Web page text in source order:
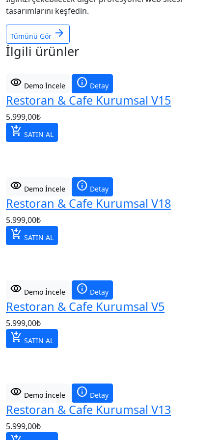
tasarımlarını keşfedin.
Tümünü Gör arrow_forward
İlgili ürünler
visibility Demo İncele info Detay
Restoran & Cafe Kurumsal V15
5.999,00₺
add_shopping_cart SATIN AL
visibility Demo İncele info Detay
Restoran & Cafe Kurumsal V18
5.999,00₺
add_shopping_cart SATIN AL
visibility Demo İncele info Detay
Restoran & Cafe Kurumsal V5
5.999,00₺
add_shopping_cart SATIN AL
visibility Demo İncele info Detay
Restoran & Cafe Kurumsal V13
5.999,00₺